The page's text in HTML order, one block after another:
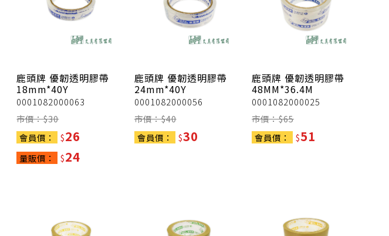
鹿頭牌 優韌透明膠帶
18mm*40Y
0001082000063
市價：$30
會員價：
$26
量販價： $24
鹿頭牌 優韌透明膠帶
24mm*40Y
0001082000056
市價：$40
會員價：
$30
鹿頭牌 優韌透明膠帶
48MM*36.4M
0001082000025
市價：$65
會員價：
$51